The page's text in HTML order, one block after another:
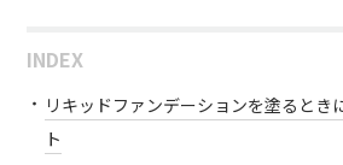
INDEX
リキッドファンデーションを塗るとき
ト